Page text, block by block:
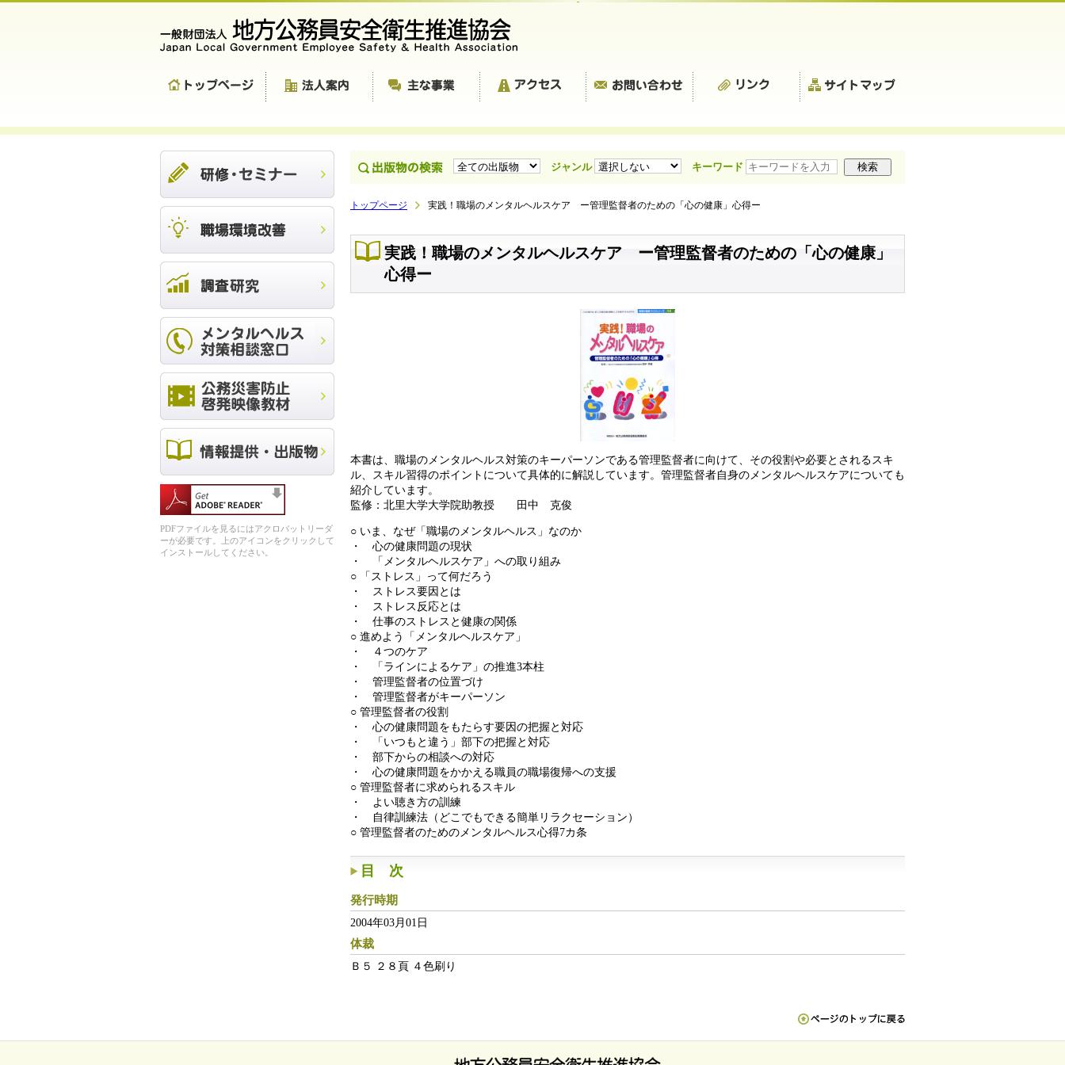
PDFファイルを見るにはアクロバットリーダ
ーが必要です。上のアイコンをクリックして
インストールしてください。
ジャンル キーワード
トップページ 実践！職場のメンタルヘルスケア ー管理監督者のための「心の健康」心得ー
実践！職場のメンタルヘルスケア ー管理監督者のための「心の健康」
心得ー
本書は、職場のメンタルヘルス対策のキーパーソンである管理監督者に向けて、その役割や必要とされるスキ
ル、スキル習得のポイントについて具体的に解説しています。管理監督者自身のメンタルヘルスケアについても
紹介しています。
監修：北里大学大学院助教授 田中 克俊
○ いま、なぜ「職場のメンタルヘルス」なのか
・ 心の健康問題の現状
・ 「メンタルヘルスケア」への取り組み
○ 「ストレス」って何だろう
・ ストレス要因とは
・ ストレス反応とは
・ 仕事のストレスと健康の関係
○ 進めよう「メンタルヘルスケア」
・ ４つのケア
・ 「ラインによるケア」の推進3本柱
・ 管理監督者の位置づけ
・ 管理監督者がキーパーソン
○ 管理監督者の役割
・ 心の健康問題をもたらす要因の把握と対応
・ 「いつもと違う」部下の把握と対応
・ 部下からの相談への対応
・ 心の健康問題をかかえる職員の職場復帰への支援
○ 管理監督者に求められるスキル
・ よい聴き方の訓練
・ 自律訓練法（どこでもできる簡単リラクセーション）
○ 管理監督者のためのメンタルヘルス心得7カ条
目 次
発行時期
2004年03月01日
体裁
Ｂ５ ２８頁 ４色刷り